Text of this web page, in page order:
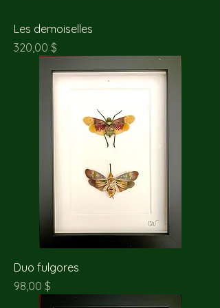
Les demoiselles
Prix
320,00 $
Duo fulgores
Prix
98,00 $